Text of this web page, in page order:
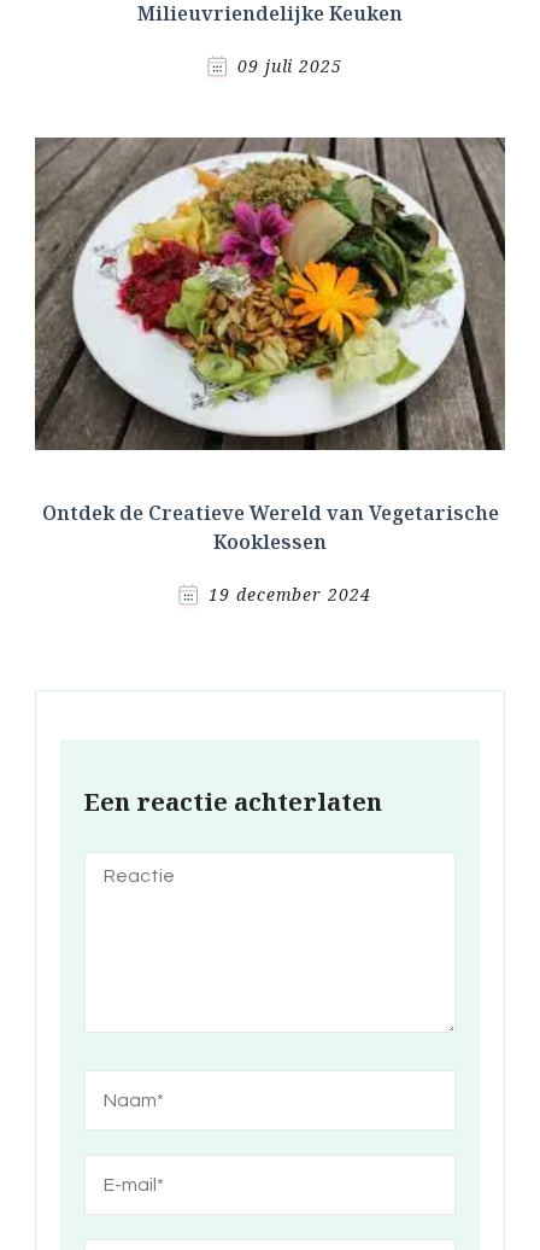
Milieuvriendelijke Keuken
09 juli 2025
Ontdek de Creatieve Wereld van Vegetarische
Kooklessen
19 december 2024
Een reactie achterlaten